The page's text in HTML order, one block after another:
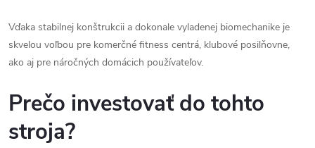
Vďaka stabilnej konštrukcii a dokonale vyladenej biomechanike je
skvelou voľbou pre komerčné fitness centrá, klubové posilňovne,
ako aj pre náročných domácich používateľov.
Prečo investovať do tohto
stroja?